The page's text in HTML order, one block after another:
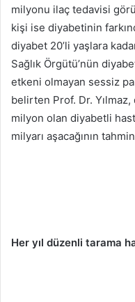
milyonu ilaç tedavisi
kişi ise diyabetinin
diyabet 20’li yaşlara
Sağlık Örgütü’nün
etkeni olmayan sessiz
belirten Prof. Dr.
milyon olan diyabetli
milyarı aşacağının
Her yıl düzenli tarama